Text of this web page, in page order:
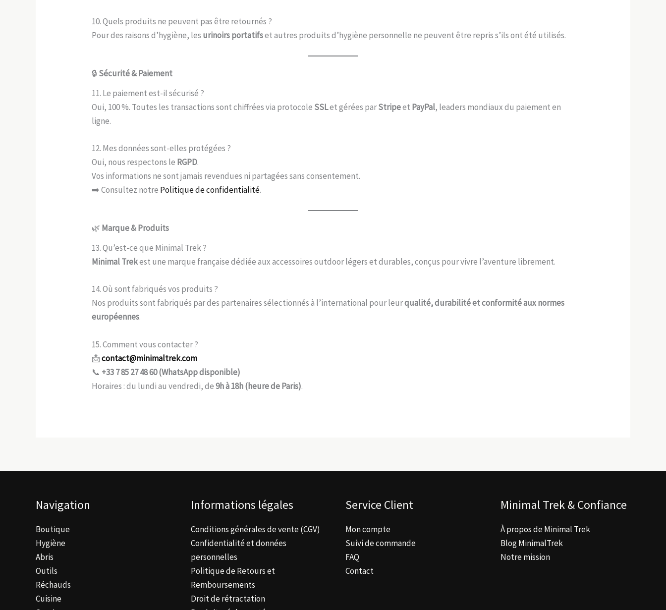
10. Quels produits ne peuvent pas être retournés ?
Pour des raisons d’hygiène, les urinoirs portatifset autres produits d’hygiène personnelle ne peuvent être repris s’ils ont été utilisés.
🔒 Sécurité & Paiement
11. Le paiement est-il sécurisé ?
Oui, 100 %. Toutes les transactions sont chiffrées via protocole SSLet gérées parStripeet PayPal, leaders mondiaux du paiement en
ligne.
12. Mes données sont-elles protégées ?
Oui, nous respectons le RGPD.
Vos informations ne sont jamais revendues ni partagées sans consentement.
➡️ Consultez notre Politique de confidentialité.
🌿 Marque & Produits
13. Qu’est-ce que Minimal Trek ?
Minimal Trekest une marque française dédiée aux accessoires outdoor légers et durables, conçus pour vivre l’aventure librement.
14. Où sont fabriqués vos produits ?
Nos produits sont fabriqués par des partenaires sélectionnés à l’international pour leurqualité, durabilité et conformité aux normes
européennes.
15. Comment vous contacter ?
📩contact@minimaltrek.com
📞 +33 7 85 27 48 60 (WhatsApp disponible)
Horaires : du lundi au vendredi, de9h à 18h (heure de Paris).
Navigation
Boutique
Hygiène
Abris
Outils
Réchauds
Cuisine
Informations légales
Conditions générales de vente (CGV)
Confidentialité et données
personnelles
Politique de Retours et
Remboursements
Droit de rétractation
Service Client
Mon compte
Suivi de commande
FAQ
Contact
Minimal Trek & Confiance
À propos de Minimal Trek
Blog MinimalTrek
Notre mission